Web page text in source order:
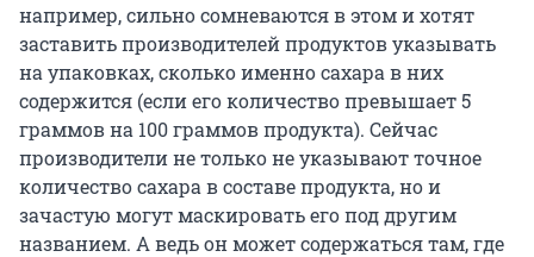
например, сильно сомневаются в этом и хотят
заставить производителей продуктов указывать
на упаковках, сколько именно сахара в них
содержится (если его количество превышает 5
граммов на 100 граммов продукта). Сейчас
производители не только не указывают точное
количество сахара в составе продукта, но и
зачастую могут маскировать его под другим
названием. А ведь он может содержаться там, где